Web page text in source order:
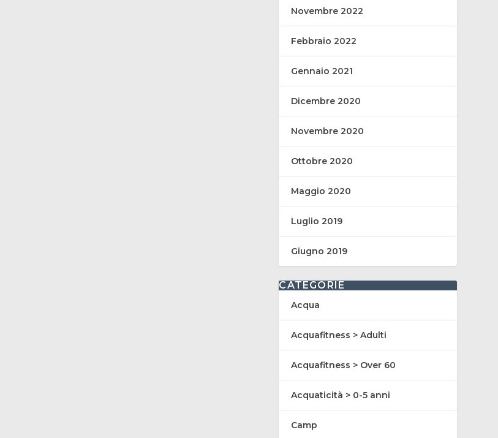
Novembre 2022
Febbraio 2022
Gennaio 2021
Dicembre 2020
Novembre 2020
Ottobre 2020
Maggio 2020
Luglio 2019
Giugno 2019
CATEGORIE
Acqua
Acquafitness > Adulti
Acquafitness > Over 60
Acquaticità > 0-5 anni
Camp